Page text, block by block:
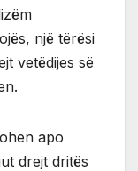
një tërësi
vetëdijes së
apo
drejt dritës